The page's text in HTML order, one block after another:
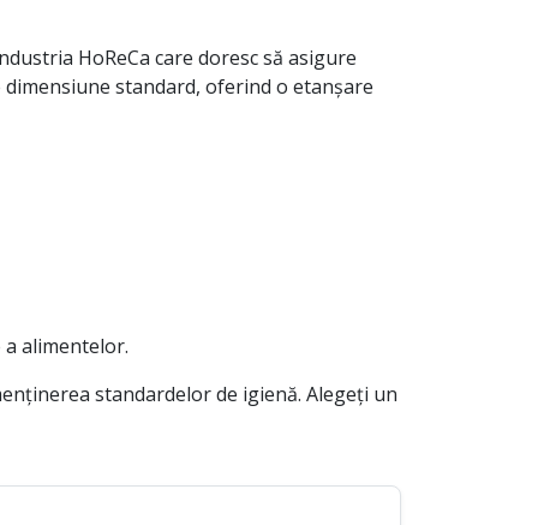
HoReCa care doresc să asigure
standard, oferind o etanșare
alimentelor.
standardelor de igienă. Alegeți un